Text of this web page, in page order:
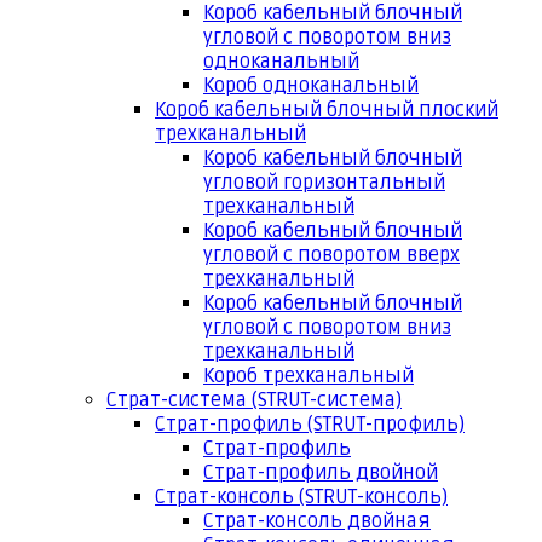
Короб кабельный блочный
угловой с поворотом вниз
одноканальный
Короб одноканальный
Короб кабельный блочный плоский
трехканальный
Короб кабельный блочный
угловой горизонтальный
трехканальный
Короб кабельный блочный
угловой с поворотом вверх
трехканальный
Короб кабельный блочный
угловой с поворотом вниз
трехканальный
Короб трехканальный
Страт-система (STRUT-система)
Страт-профиль (STRUT-профиль)
Страт-профиль
Страт-профиль двойной
Страт-консоль (STRUT-консоль)
Страт-консоль двойная